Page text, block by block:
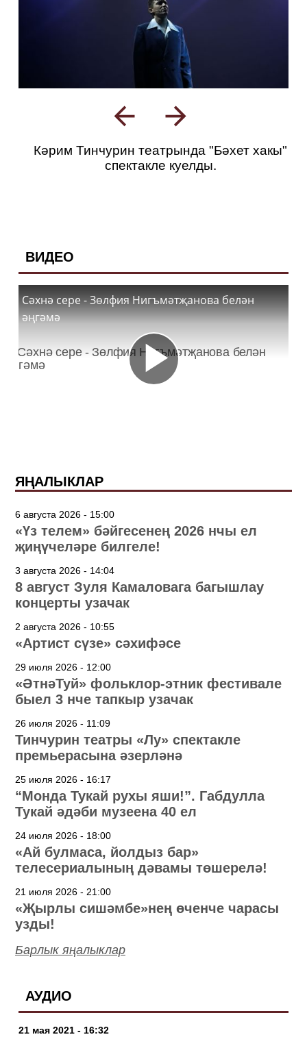
Кәрим Тинчурин театрында "Бәхет хакы"
спектакле куелды.
ВИДЕО
Сәхнә сере - Зөлфия Нигъмәтҗанова белән
әңгәмә
ЯҢАЛЫКЛАР
6 августа 2026 - 15:00
«Үз телем» бәйгесенең 2026 нчы ел
җиңүчеләре билгеле!
3 августа 2026 - 14:04
8 август Зуля Камаловага багышлау
концерты узачак
2 августа 2026 - 10:55
«Артист сүзе» сәхифәсе
29 июля 2026 - 12:00
«ӘтнәТуй» фольклор-этник фестивале
быел 3 нче тапкыр узачак
26 июля 2026 - 11:09
Тинчурин театры «Лу» спектакле
премьерасына әзерләнә
25 июля 2026 - 16:17
“Монда Тукай рухы яши!”. Габдулла
Тукай әдәби музеена 40 ел
24 июля 2026 - 18:00
«Ай булмаса, йолдыз бар»
телесериалының дәвамы төшерелә!
21 июля 2026 - 21:00
«Җырлы сишәмбе»нең өченче чарасы
узды!
Барлык яңалыклар
АУДИО
21 мая 2021 - 16:32